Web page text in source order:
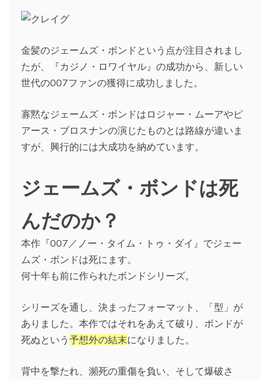
金髪のジェームズ・ボンドという点が注目されまし
たが、『カジノ・ロワイヤル』の成功から、新しい
世代の007ファンの獲得に成功しました。
寡黙なジェームズ・ボンドはロジャー・ムーアやピ
アース・ブロスナンの演じたものとは路線が違いま
すが、興行的には大成功を納めています。
ジェームズ・ボンドは死
んだのか？
本作『007／ノー・タイム・トゥ・ダイ』でジェー
ムズ・ボンドは死にます。
何十年も前に作られたボンドシリーズ。
シリーズを通し、決まったフォーマット、「型」が
ありました。本作ではそれをあえて破り、ボンドが
死ぬという 予想外の結末になりました。
背中を撃たれ、瀕死の重傷を負い、そして爆破さ